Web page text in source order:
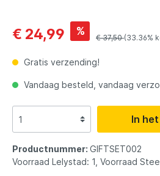
€ 24,99 %
€ 37,50(33.36%
Gratis verzending!
Vandaag besteld, vandaag
In
Productnummer: GIFTSET002
Voorraad Lelystad: 1, Voorraad